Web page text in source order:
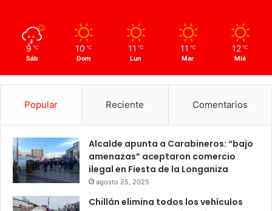
9 ℃
Sáb
10 ℃
Dom
11 ℃
Lun
11 ℃
Mar
12 ℃
Mié
Popular Reciente Comentarios
Alcalde apunta a Carabineros: “bajo
amenazas” aceptaron comercio
ilegal en Fiesta de la Longaniza
agosto 25, 2025
Chillán elimina todos los vehículos